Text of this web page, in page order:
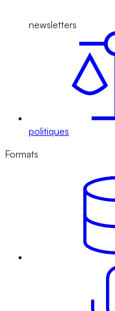
newsletters
politiques
Formats